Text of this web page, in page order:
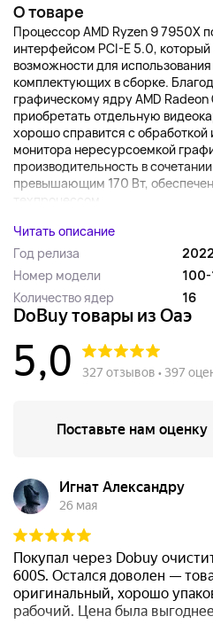
О товаре
Процессор AMD Ryzen 9 7950X
интерфейсом PCI-E 5.0,
возможности для
комплектующих в сборке.
графическому ядру AMD
приобретать отдельную
хорошо справится с
монитора нересурсоемкой
производительность в
превышающим 170 Вт,
техпроцессом....
Читать описание
Год релиза
2022
Номер модели
Количество ядер
16